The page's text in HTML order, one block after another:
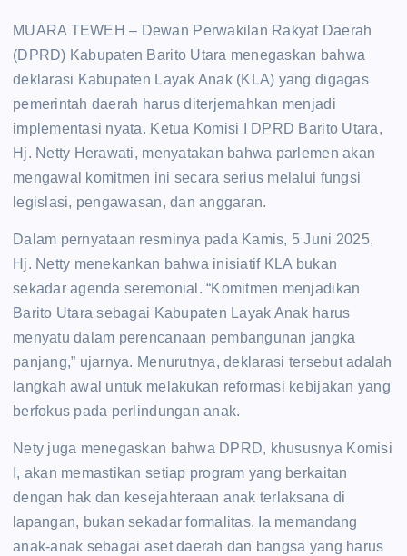
MUARA TEWEH – Dewan Perwakilan Rakyat Daerah
(DPRD) Kabupaten Barito Utara menegaskan bahwa
deklarasi Kabupaten Layak Anak (KLA) yang digagas
pemerintah daerah harus diterjemahkan menjadi
implementasi nyata. Ketua Komisi I DPRD Barito Utara,
Hj. Netty Herawati, menyatakan bahwa parlemen akan
mengawal komitmen ini secara serius melalui fungsi
legislasi, pengawasan, dan anggaran.
Dalam pernyataan resminya pada Kamis, 5 Juni 2025,
Hj. Netty menekankan bahwa inisiatif KLA bukan
sekadar agenda seremonial. “Komitmen menjadikan
Barito Utara sebagai Kabupaten Layak Anak harus
menyatu dalam perencanaan pembangunan jangka
panjang,” ujarnya. Menurutnya, deklarasi tersebut adalah
langkah awal untuk melakukan reformasi kebijakan yang
berfokus pada perlindungan anak.
Nety juga menegaskan bahwa DPRD, khususnya Komisi
I, akan memastikan setiap program yang berkaitan
dengan hak dan kesejahteraan anak terlaksana di
lapangan, bukan sekadar formalitas. Ia memandang
anak-anak sebagai aset daerah dan bangsa yang harus